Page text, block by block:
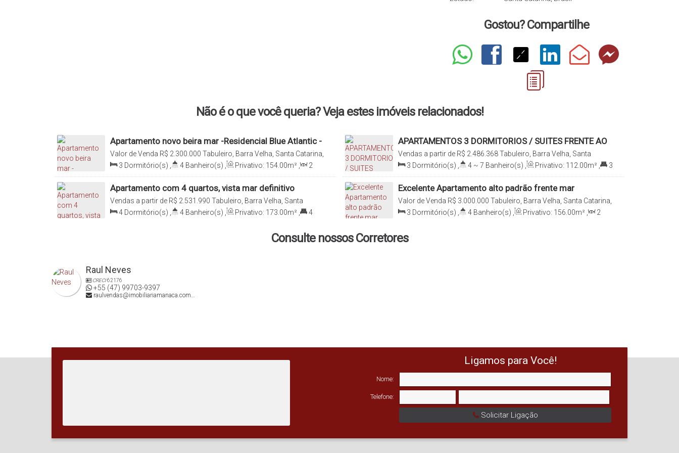
Gostou? Compartilhe
Não é o que você queria? Veja estes imóveis relacionados!
Apartamento novo beira mar -Residencial Blue Atlantic -
Tabuleiro
R$ 2.300.000
Valor de Venda
Tabuleiro, Barra Velha, Santa Catarina,
Brasil
3 Dormitório(s) 4 Banheiro(s) Privativo: 154.00m²
2
154
.00
APARTAMENTOS 3 DORMITORIOS / SUITES FRENTE AO
MAR PRAIA TABULEIRO - BARRA VELHA SC
R$ 2.486.368
Vendas a partir de
Tabuleiro, Barra Velha, Santa
Catarina, Brasil
3 Dormitório(s) 4 ~ 7 Banheiro(s) Privativo: 112 .00m²
3
Apartamento com 4 quartos, vista mar definitivo
localizado no bairro tabuleiro em Barra Velha - SC
R$ 2.531.990
Vendas a partir de
Tabuleiro, Barra Velha, Santa
Catarina, Brasil
4 Dormitório(s) 4 Banheiro(s) Privativo: 173 .00m²
4
Excelente Apartamento alto padrão frente mar
totalmente mobiliado 156m²
R$ 3.000.000
Valor de Venda
Tabuleiro, Barra Velha, Santa Catarina,
Brasil
3 Dormitório(s) 4 Banheiro(s) Privativo: 156 .00m²
2
Consulte nossos Corretores
Raul Neves
CRECI62176
+55 (47) 99703-9397
raulvendas@imobiliariamanaca.com.br
Ligamos para Você!
Nome:
Telefone:
Solicitar Ligação